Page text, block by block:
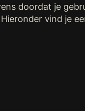
doordat je
vind je